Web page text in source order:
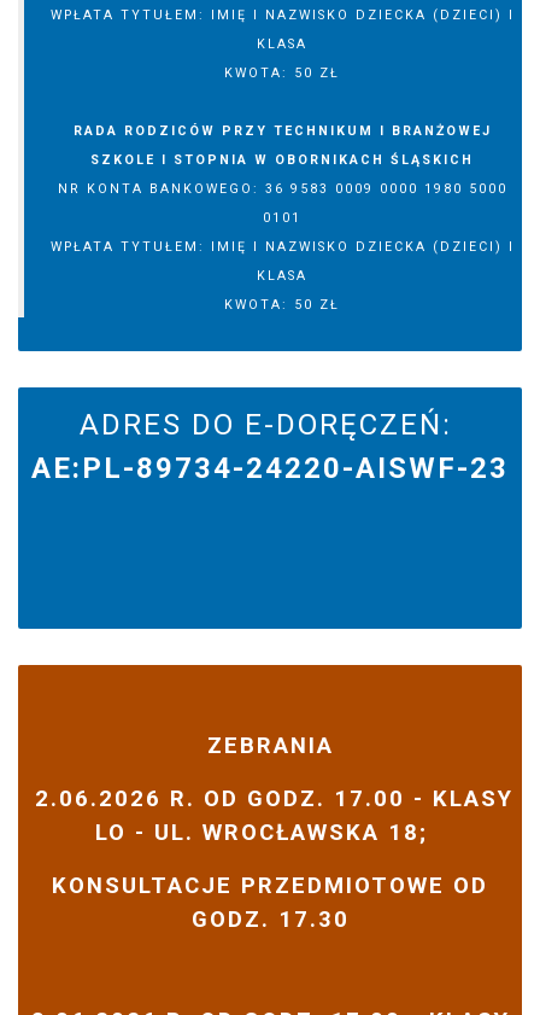
WPŁATA TYTUŁEM: IMIĘ I NAZWISKO DZIECKA (DZIECI) I
KLASA
KWOTA: 50 ZŁ
RADA RODZICÓW PRZY TECHNIKUM I BRANŻOWEJ
SZKOLE I STOPNIA W OBORNIKACH ŚLĄSKICH
NR KONTA BANKOWEGO: 36 9583 0009 0000 1980 5000
0101
WPŁATA TYTUŁEM: IMIĘ I NAZWISKO DZIECKA (DZIECI) I
KLASA
KWOTA: 50 ZŁ
ADRES DO E-DORĘCZEŃ:
AE:PL-89734-24220-AISWF-23
ZEBRANIA
2.06.2026 R. OD GODZ. 17.00 - KLASY
LO - UL. WROCŁAWSKA 18;
KONSULTACJE PRZEDMIOTOWE OD
GODZ. 17.30